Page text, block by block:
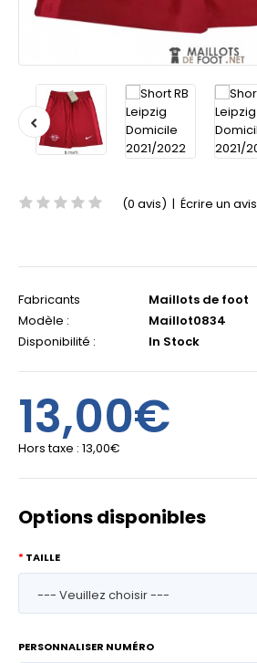
(0 avis) | Écrire un avis
Fabricants
Maillots de foot
Modèle :
Maillot0834
Disponibilité :
In Stock
13,00€
Hors taxe : 13,00€
Options disponibles
TAILLE
PERSONNALISER NUMÉRO